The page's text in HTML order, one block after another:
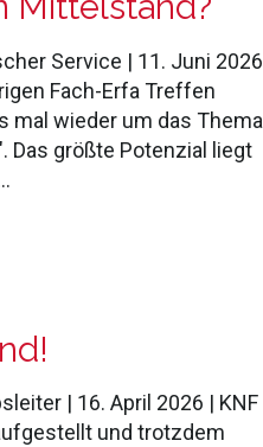
Service | 11. Juni 2026
Fach‑Erfa Treffen
mal wieder um das Thema
Das größte Potenzial liegt
| 16. April 2026 | KNF
und trotzdem